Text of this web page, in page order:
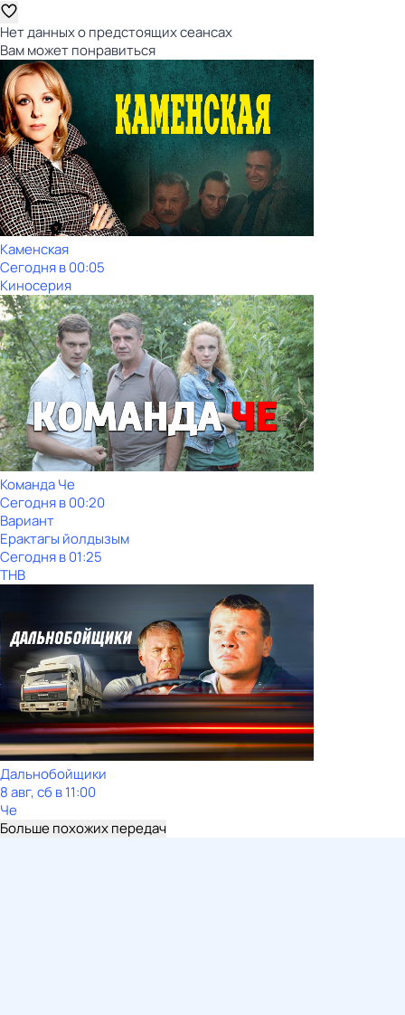
Нет данных о предстоящих сеансах
Вам может понравиться
Каменская
Сегодня в 00:05
Киносерия
Команда Че
Сегодня в 00:20
Вариант
Ерактагы йолдызым
Сегодня в 01:25
ТНВ
Дальнобойщики
8 авг, сб в 11:00
Че
Больше похожих передач